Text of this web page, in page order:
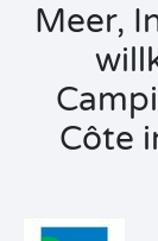
Meer,
Côte